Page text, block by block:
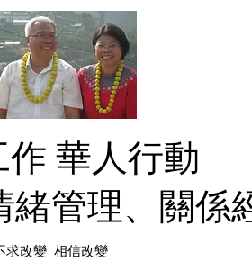
華人行動
緒管理、關係
求改變 相信改變